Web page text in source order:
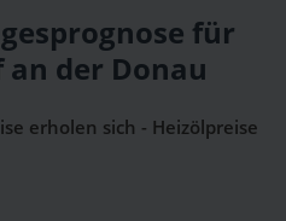
für
der Donau
erholen sich - Heizölpreise